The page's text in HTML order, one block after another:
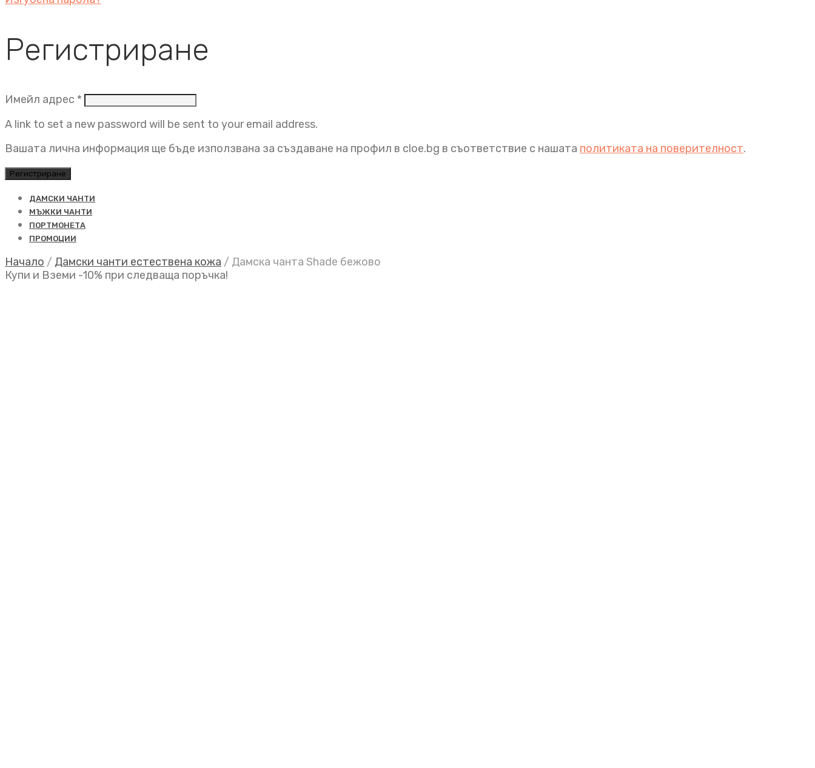
Регистриране
Имейл адрес * Задължително
A link to set a new password will be sent to your email address.
Вашата лична информация ще бъде използвана за създаване на профил в cloe.bg в съответствие с нашата политиката на поверителност.
Регистриране
ДАМСКИ ЧАНТИ
МЪЖКИ ЧАНТИ
ПОРТМОНЕТА
ПРОМОЦИИ
Начало / Дамски чанти естествена кожа / Дамска чанта Shade бежово
Купи и Вземи -10% при следваща поръчка!